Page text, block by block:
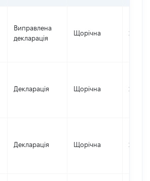
Виправлена
декларація
Щорічна 2025
Декларація Щорічна 2025
Декларація Щорічна 2024